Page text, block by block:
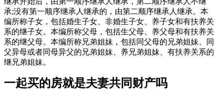
承;没有第一顺序继承人继承的，由第二顺序继承人继承。本
编所称子女，包括婚生子女、非婚生子女、养子女和有扶养关
系的继子女。本编所称父母，包括生父母、养父母和有扶养关
系的继父母。本编所称兄弟姐妹，包括同父母的兄弟姐妹、同
父异母或者同母异父的兄弟姐妹、养兄弟姐妹、有扶养关系的
继兄弟姐妹。
一起买的房就是夫妻共同财产吗